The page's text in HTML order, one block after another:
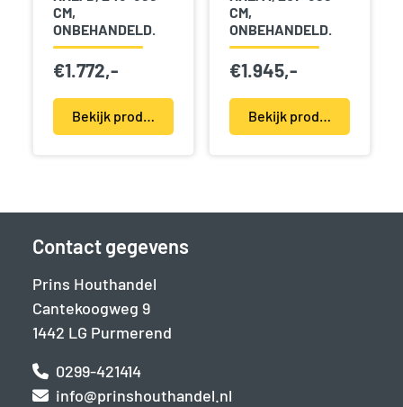
CM,
ONBEHANDELD.
€1.772,-
Bekijk product(en)
CM,
ONBEHANDELD.
€1.945,-
Bekijk product(en)
Contact gegevens
Prins Houthandel
Cantekoogweg 9
1442 LG Purmerend
0299-421414
info@prinshouthandel.nl